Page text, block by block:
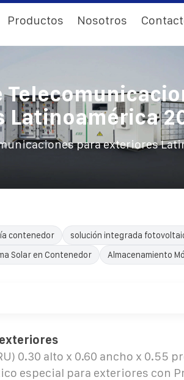
Productos Nosotros
Latinoamérica
para exteriores
contenedor
solución integrada
Solar en Contenedor Almacenamiento
0.30 alto x 0.60 ancho x 0.55
especial para exteriores con